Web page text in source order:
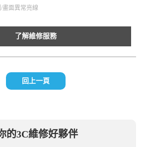
畫面異常亮線
了解維修服務
回上一頁
的3C維修好夥伴